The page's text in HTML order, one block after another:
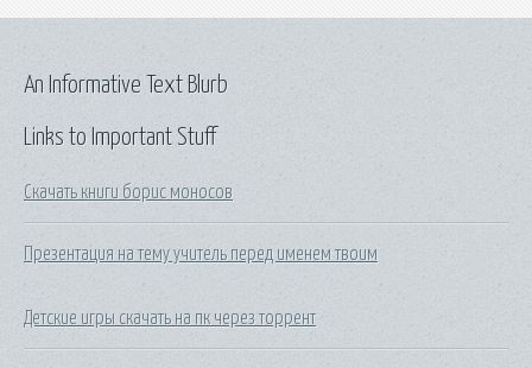
Links to Important Stuff
Скачать книги борис моносов
Презентация на тему учитель перед именем твоим
Детские игры скачать на пк через торрент
An Informative Text Blurb